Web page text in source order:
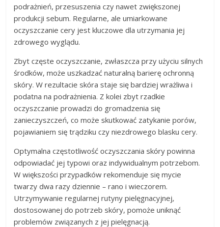
podrażnień, przesuszenia czy nawet zwiększonej
produkcji sebum. Regularne, ale umiarkowane
oczyszczanie cery jest kluczowe dla utrzymania jej
zdrowego wyglądu.
Zbyt częste oczyszczanie, zwłaszcza przy użyciu silnych
środków, może uszkadzać naturalną barierę ochronną
skóry. W rezultacie skóra staje się bardziej wrażliwa i
podatna na podrażnienia. Z kolei zbyt rzadkie
oczyszczanie prowadzi do gromadzenia się
zanieczyszczeń, co może skutkować zatykanie porów,
pojawianiem się trądziku czy niezdrowego blasku cery.
Optymalna częstotliwość oczyszczania skóry powinna
odpowiadać jej typowi oraz indywidualnym potrzebom.
W większości przypadków rekomenduje się mycie
twarzy dwa razy dziennie – rano i wieczorem.
Utrzymywanie regularnej rutyny pielęgnacyjnej,
dostosowanej do potrzeb skóry, pomoże uniknąć
problemów związanych z jej pielęgnacją.